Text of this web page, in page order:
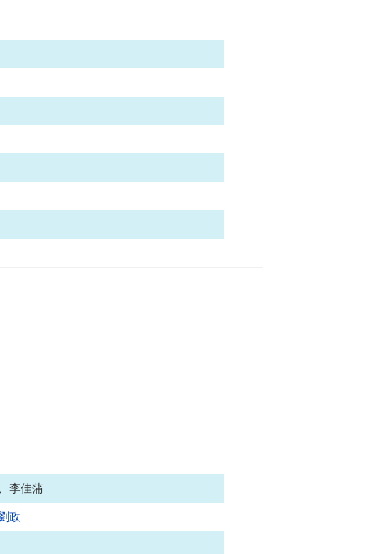
李佳蒲
政